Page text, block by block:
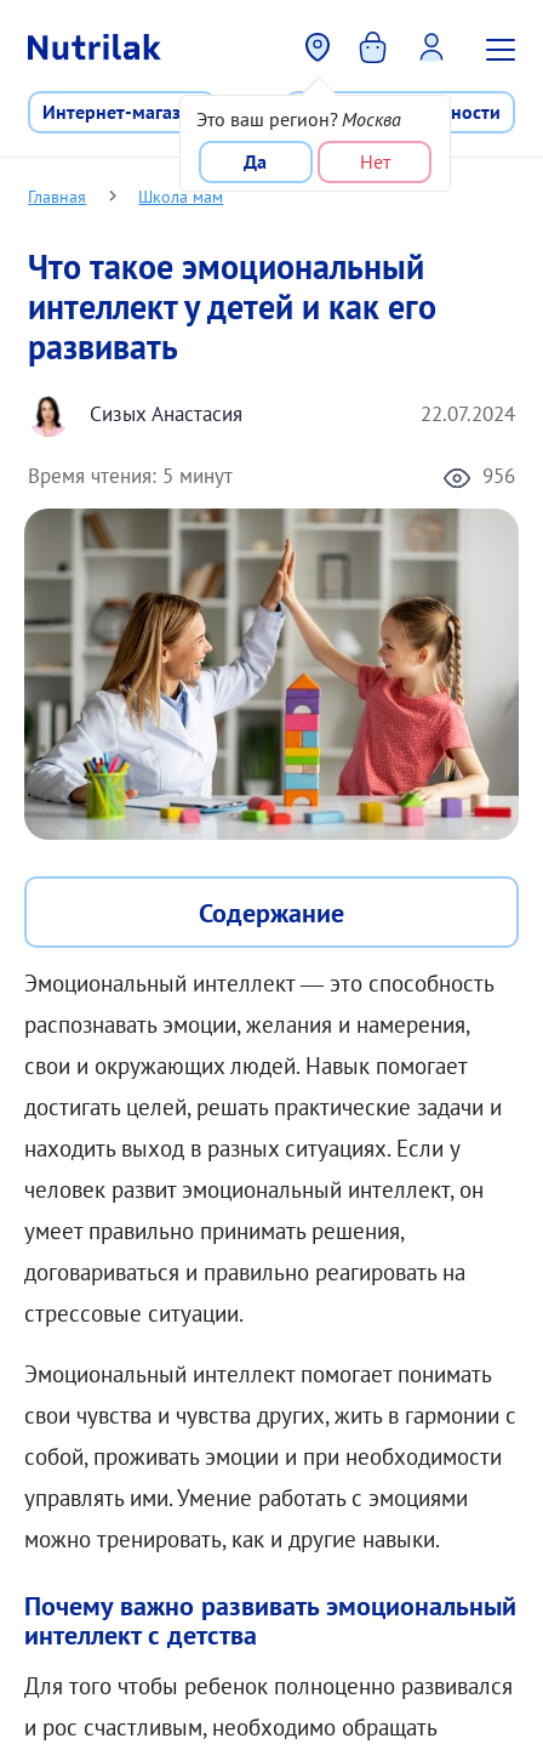
Это ваш регион? Москва
Да
Нет
Интернет-магазин Программа лояльности
Главная Школа мам
Что такое эмоциональный
интеллект у детей и как его
развивать
Сизых Анастасия 22.07.2024
Время чтения: 5 минут 956
Содержание
Эмоциональный интеллект — это способность
распознавать эмоции, желания и намерения,
свои и окружающих людей. Навык помогает
достигать целей, решать практические задачи и
находить выход в разных ситуациях. Если у
человек развит эмоциональный интеллект, он
умеет правильно принимать решения,
договариваться и правильно реагировать на
стрессовые ситуации.
Эмоциональный интеллект помогает понимать
свои чувства и чувства других, жить в гармонии с
собой, проживать эмоции и при необходимости
управлять ими. Умение работать с эмоциями
можно тренировать, как и другие навыки.
Почему важно развивать эмоциональный
интеллект с детства
Для того чтобы ребенок полноценно развивался
и рос счастливым, необходимо обращать